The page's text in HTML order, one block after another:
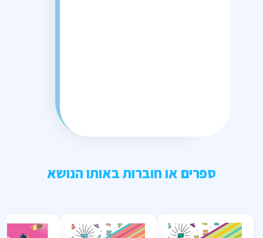
ספרים או חוברות באותו הנושא